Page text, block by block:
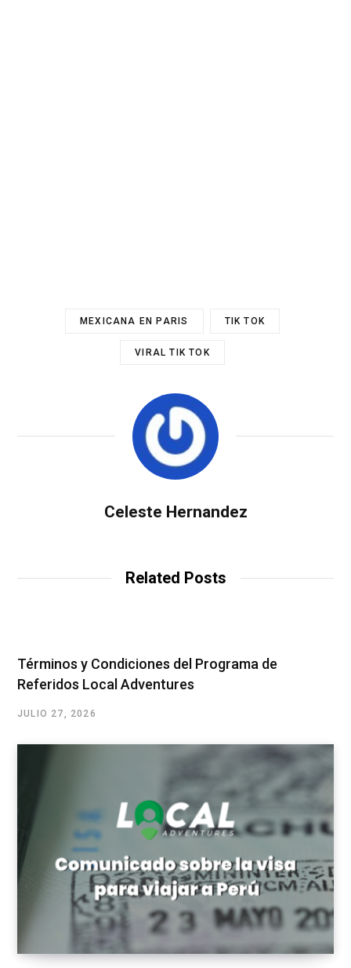
MEXICANA EN PARIS TIK TOK
VIRAL TIK TOK
Celeste Hernandez
Related Posts
Términos y Condiciones del Programa de
Referidos Local Adventures
JULIO 27, 2026